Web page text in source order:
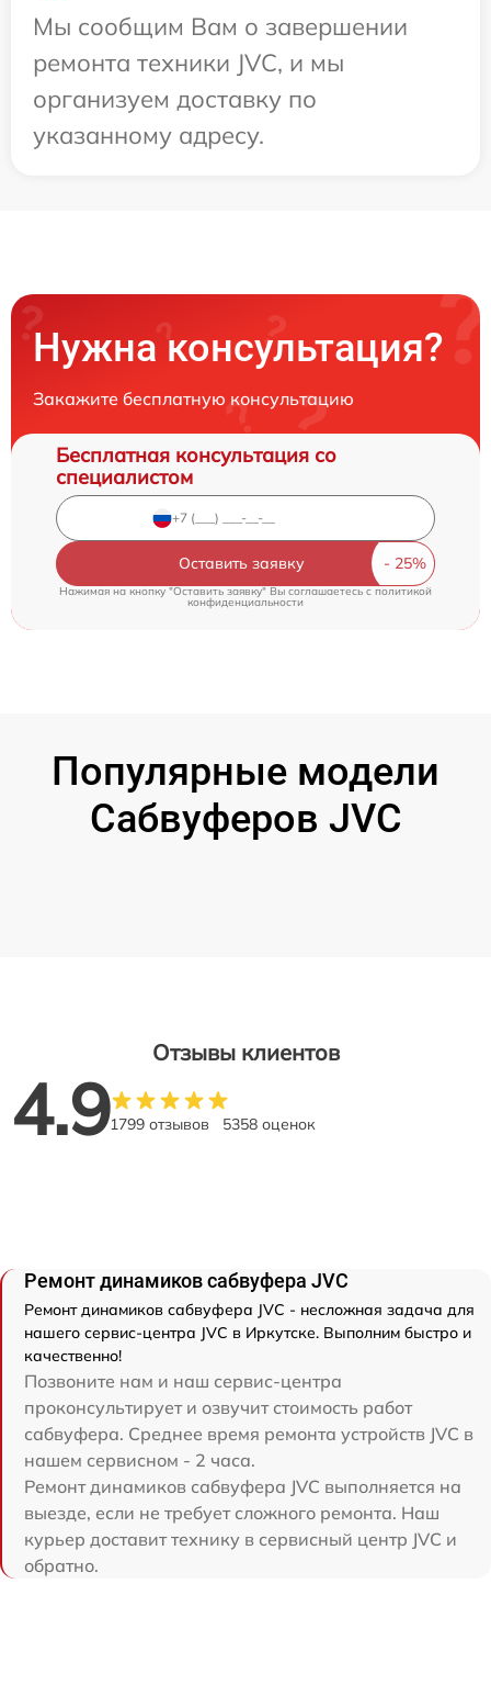
Мы сообщим Вам о завершении
ремонта техники JVC, и мы
организуем доставку по
указанному адресу.
Нужна консультация?
Закажите бесплатную консультацию
Бесплатная консультация со
специалистом
Оставить заявку
Нажимая на кнопку "Оставить заявку" Вы соглашаетесь cполитикой
конфиденциальности
Популярные модели
Сабвуферов JVC
Отзывы клиентов
4.91799 отзывов 5358 оценок
Ремонт динамиков сабвуфера JVC
Ремонт динамиков сабвуфера JVC - несложная задача для
нашего сервис-центра JVC в Иркутске. Выполним быстро и
качественно!
Позвоните нам и наш сервис-центра
проконсультирует и озвучит стоимость работ
сабвуфера. Среднее время ремонта устройств JVC в
нашем сервисном - 2 часа.
Ремонт динамиков сабвуфера JVC выполняется на
выезде, если не требует сложного ремонта. Наш
курьер доставит технику в сервисный центр JVC и
обратно.